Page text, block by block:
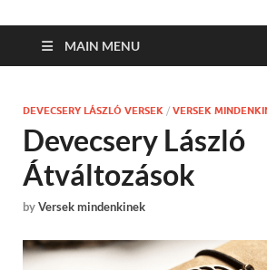
MAIN MENU
DEVECSERY LÁSZLÓ VERSEK / VERSEK
Devecsery László
Átváltozások
byVersek mindenkinek